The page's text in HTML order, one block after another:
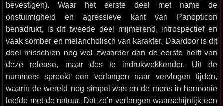
bevestigen). Waar het eerste deel met name de
onstuimigheid en agressieve kant van Panopticon
benadrukt, is dit tweede deel mijmerend, introspectief en
vaak somber en melancholisch van karakter. Daardoor is dit
deel misschien nog wel zwaarder dan de eerste helft van
deze release, maar des te indrukwekkender. Uit de
nummers spreekt een verlangen naar vervlogen tijden,
waarin de wereld nog simpel was en de mens in harmonie
leefde met de natuur. Dat zo’n verlangen waarschijnlijk een